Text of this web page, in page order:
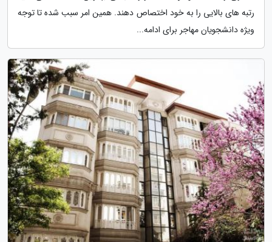
رتبه های بالایی را به خود اختصاص دهند. همین امر سبب شده تا توجه
ویژه دانشجویان مهاجر برای ادامه...